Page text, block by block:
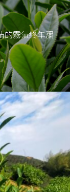
的霧氣終年瀰